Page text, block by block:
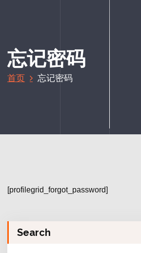
忘记密码
首页 忘记密码
[profilegrid_forgot_password]
Search